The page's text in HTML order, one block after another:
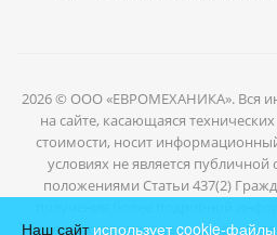
2026 © ООО «ЕВРОМЕХАНИКА». Вся
на сайте, касающаяся
стоимости, носит
условиях не является
положениями Статьи 437(2)
условиях отгрузки товаров,
Наш сайт использует cookie-файлы